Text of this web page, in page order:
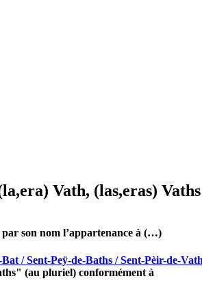
Vath, (las,eras)
par son nom l’appartenance à (…)
/ Sent-Peÿ-de-Baths / Sent-Pèir-de-
(au pluriel) conformément à